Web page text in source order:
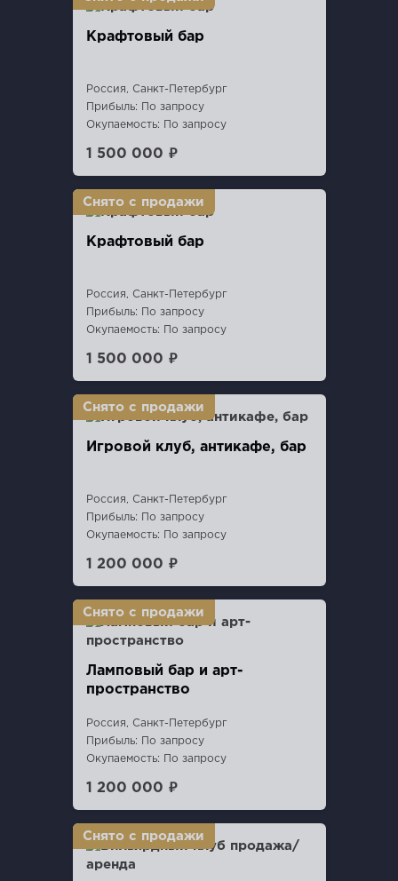
Крафтовый бар
Россия, Санкт-Петербург
Прибыль: По запросу
Окупаемость: По запросу
1 500 000 ₽
Крафтовый бар
Россия, Санкт-Петербург
Прибыль: По запросу
Окупаемость: По запросу
1 500 000 ₽
Игровой клуб, антикафе, бар
Россия, Санкт-Петербург
Прибыль: По запросу
Окупаемость: По запросу
1 200 000 ₽
Ламповый бар и арт-
пространство
Россия, Санкт-Петербург
Прибыль: По запросу
Окупаемость: По запросу
1 200 000 ₽